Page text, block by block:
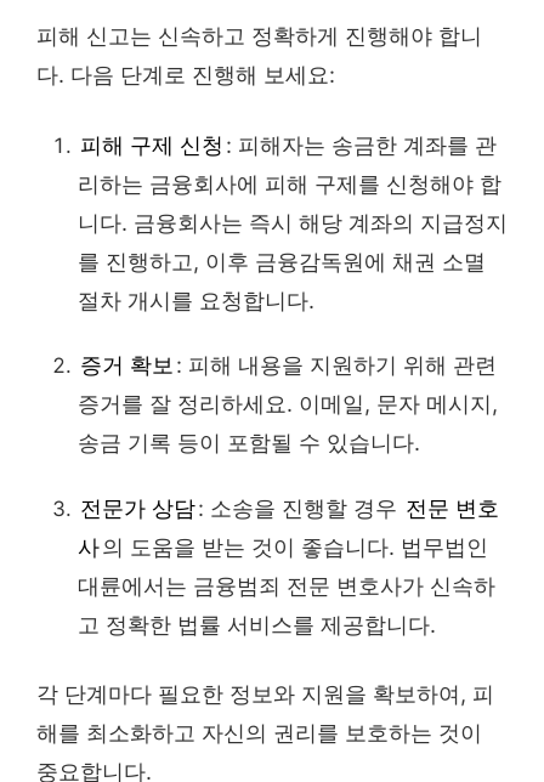
피해 신고는 신속하고 정확하게 진행해야 합니
다. 다음 단계로 진행해 보세요:
피해 구제 신청 : 피해자는 송금한 계좌를 관
리하는 금융회사에 피해 구제를 신청해야 합
니다. 금융회사는 즉시 해당 계좌의 지급정지
를 진행하고, 이후 금융감독원에 채권 소멸
절차 개시를 요청합니다.
증거 확보 : 피해 내용을 지원하기 위해 관련
증거를 잘 정리하세요. 이메일, 문자 메시지,
송금 기록 등이 포함될 수 있습니다.
전문가 상담: 소송을 진행할 경우 전문 변호
사의 도움을 받는 것이 좋습니다. 법무법인
대륜에서는 금융범죄 전문 변호사가 신속하
고 정확한 법률 서비스를 제공합니다.
각 단계마다 필요한 정보와 지원을 확보하여, 피
해를 최소화하고 자신의 권리를 보호하는 것이
중요합니다.